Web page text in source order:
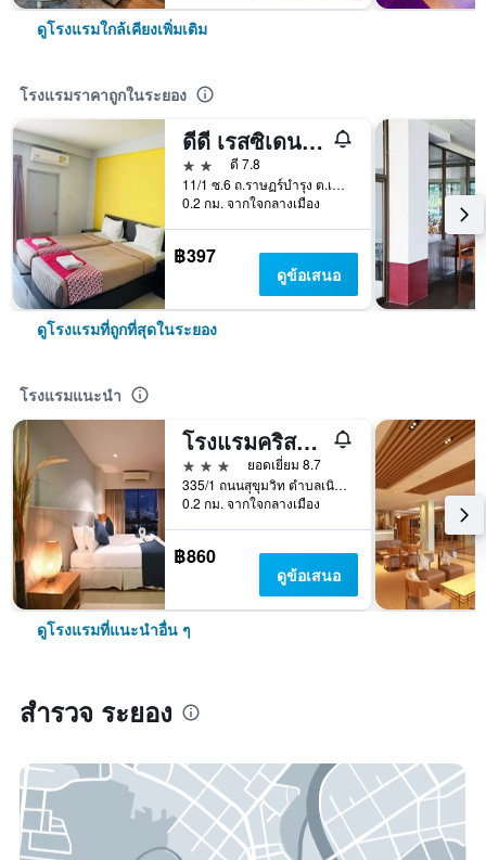
ดูโรงแรมใกล้เคียงเพิ่มเติม
โรงแรมราคาถูกในระยอง
ดีดี เรสซิเดนซ์ ระยอง
2 ดาว
ดี 7.8
11/1 ซ.6 ถ.ราษฏร์บำรุง ต.เนินพระ, ระยอง, ประเทศไทย
0.2 กม. จากใจกลางเมือง
฿397
ดูข้อเสนอ
ดูโรงแรมที่ถูกที่สุดในระยอง
โรงแรมแนะนำ
โรงแรมคริสตัล เจด
3 ดาว
ยอดเยี่ยม 8.7
335/1 ถนนสุขุมวิท ตำบลเนินพระ อำเภอเมืองระยอง จังหวัดระยอง, ระยอง, ประเทศไทย
0.2 กม. จากใจกลางเมือง
฿860
ดูข้อเสนอ
ดูโรงแรมที่แนะนำอื่น ๆ
สำรวจ ระยอง